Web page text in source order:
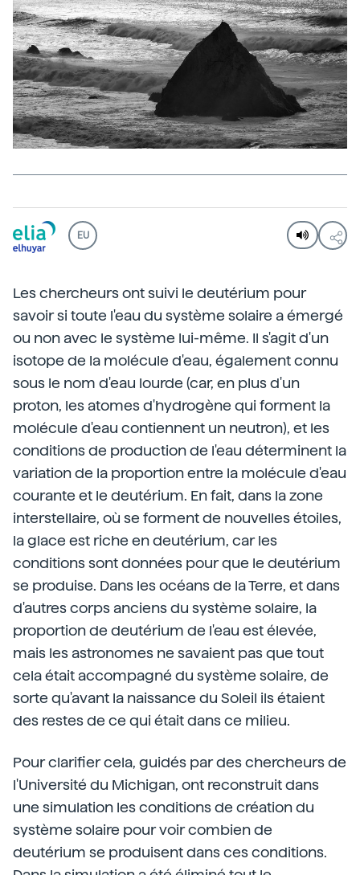
EU
Les chercheurs ont suivi le deutérium pour
savoir si toute l'eau du système solaire a émergé
ou non avec le système lui-même. Il s'agit d'un
isotope de la molécule d'eau, également connu
sous le nom d'eau lourde (car, en plus d'un
proton, les atomes d'hydrogène qui forment la
molécule d'eau contiennent un neutron), et les
conditions de production de l'eau déterminent la
variation de la proportion entre la molécule d'eau
courante et le deutérium. En fait, dans la zone
interstellaire, où se forment de nouvelles étoiles,
la glace est riche en deutérium, car les
conditions sont données pour que le deutérium
se produise. Dans les océans de la Terre, et dans
d'autres corps anciens du système solaire, la
proportion de deutérium de l'eau est élevée,
mais les astronomes ne savaient pas que tout
cela était accompagné du système solaire, de
sorte qu'avant la naissance du Soleil ils étaient
des restes de ce qui était dans ce milieu.
Pour clarifier cela, guidés par des chercheurs de
l'Université du Michigan, ont reconstruit dans
une simulation les conditions de création du
système solaire pour voir combien de
deutérium se produisent dans ces conditions.